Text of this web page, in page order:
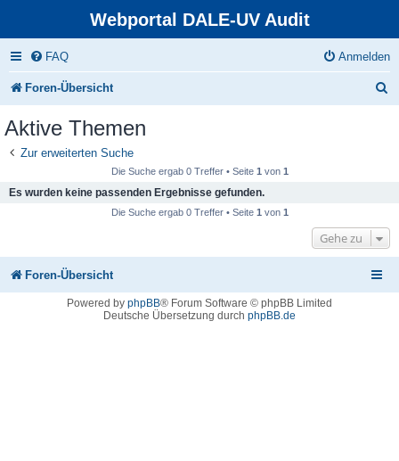
Webportal DALE-UV Audit
FAQ Anmelden
Foren-Übersicht
Aktive Themen
Zur erweiterten Suche
Die Suche ergab 0 Treffer • Seite 1 von 1
Es wurden keine passenden Ergebnisse gefunden.
Die Suche ergab 0 Treffer • Seite 1 von 1
Gehe zu
Foren-Übersicht
Powered by phpBB® Forum Software © phpBB Limited
Deutsche Übersetzung durch phpBB.de